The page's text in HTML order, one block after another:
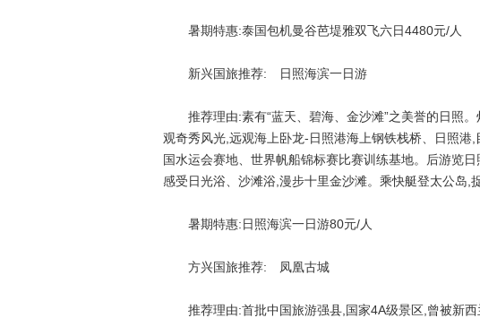
暑期特惠:泰国包机曼谷芭堤雅双飞六日4480元/人
新兴国旅推荐: 日照海滨一日游
推荐理由:素有“蓝天、碧海、金沙滩”之美誉的日照。
观奇秀风光,远观海上卧龙-日照港海上钢铁栈桥、日照港
国水运会赛地、世界帆船锦标赛比赛训练基地。后游览
感受日光浴、沙滩浴,漫步十里金沙滩。乘快艇登太公岛,
暑期特惠:日照海滨一日游80元/人
方兴国旅推荐: 凤凰古城
推荐理由:首批中国旅游强县,国家4A级景区,曾被新西